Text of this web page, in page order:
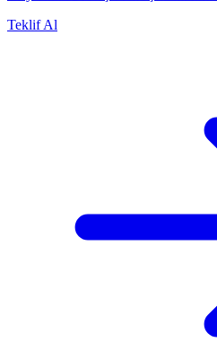
Teklif Al